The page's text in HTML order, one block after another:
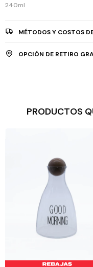
240ml
MÉTODOS Y COSTOS
OPCIÓN DE RETIRO
PRODUCTOS